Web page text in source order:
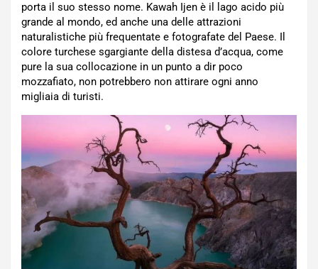
porta il suo stesso nome. Kawah Ijen è il lago acido più
grande al mondo, ed anche una delle attrazioni
naturalistiche più frequentate e fotografate del Paese. Il
colore turchese sgargiante della distesa d’acqua, come
pure la sua collocazione in un punto a dir poco
mozzafiato, non potrebbero non attirare ogni anno
migliaia di turisti.